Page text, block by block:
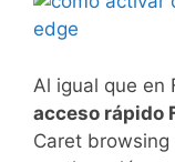
Al igual que en
acceso rápido
Caret